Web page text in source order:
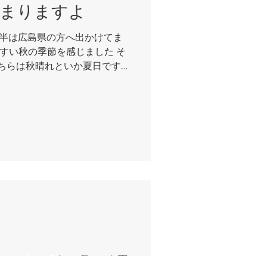
りますよ
は広島県の方へ出かけてま
い秋の季節を感じました そ
らは秋晴れといか夏日です(-